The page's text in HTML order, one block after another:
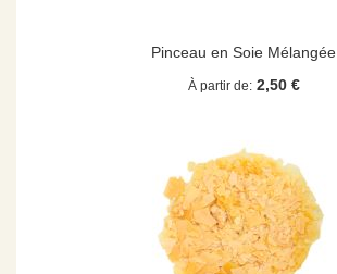
Pinceau en Soie Mélangée
À partir de 2,50 €